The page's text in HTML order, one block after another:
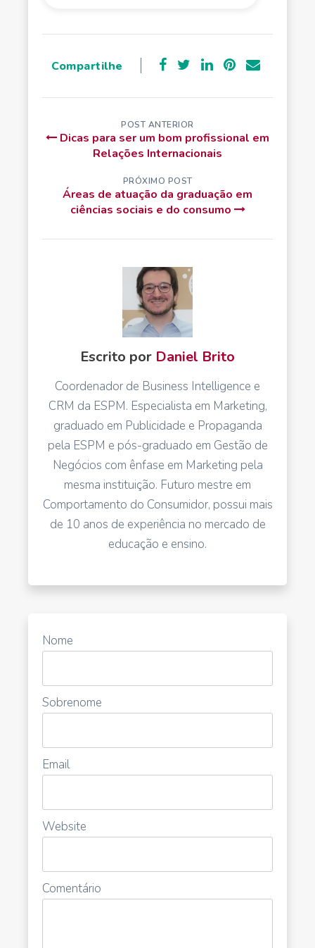
Compartilhe
POST ANTERIOR
Dicas para ser um bom profissional em
Relações Internacionais
PRÓXIMO POST
Áreas de atuação da graduação em
ciências sociais e do consumo
Escrito por Daniel Brito
Coordenador de Business Intelligence e
CRM da ESPM. Especialista em Marketing,
graduado em Publicidade e Propaganda
pela ESPM e pós-graduado em Gestão de
Negócios com ênfase em Marketing pela
mesma instituição. Futuro mestre em
Comportamento do Consumidor, possui mais
de 10 anos de experiência no mercado de
educação e ensino.
Nome
Sobrenome
Email
Website
Comentário